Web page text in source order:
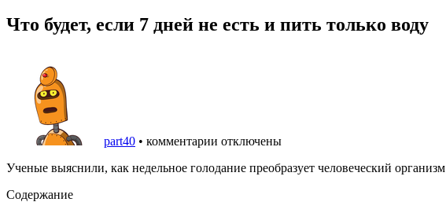
Что будет, если 7 дней не есть и пить только воду
part40 • комментарии отключены
Ученые выяснили, как недельное голодание преобразует человеческий организм
Содержание